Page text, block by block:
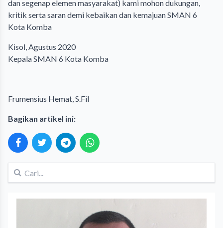
dan segenap elemen masyarakat) kami mohon dukungan,
kritik serta saran demi kebaikan dan kemajuan SMAN 6
Kota Komba
Kisol, Agustus 2020
Kepala SMAN 6 Kota Komba
Frumensius Hemat, S.Fil
Bagikan artikel ini: